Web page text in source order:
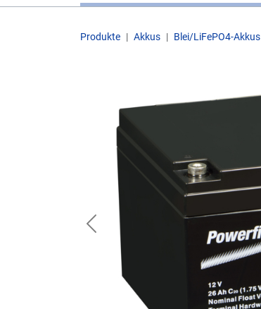
Produkte Akkus Blei/LiFePO4-Akkus
Previous